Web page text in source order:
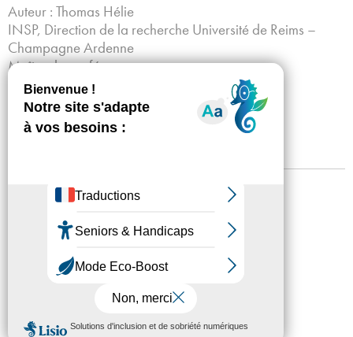
Auteur : Thomas Hélie
INSP, Direction de la recherche Université de Reims –
Champagne Ardenne
Maître de conférences
Date : janvier 2025
Consulter la publication
Accessibilité
Presse